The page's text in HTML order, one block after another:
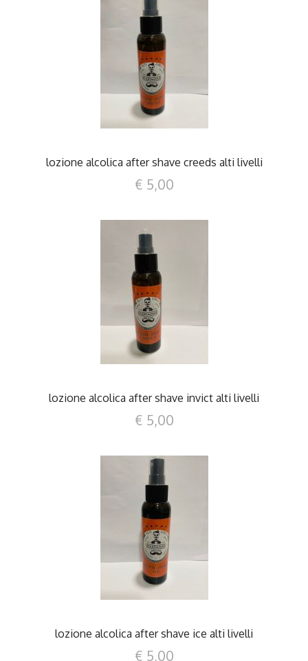
DETTAGLI
lozione alcolica after shave creeds alti livelli
€ 5,00
DETTAGLI
lozione alcolica after shave invict alti livelli
€ 5,00
DETTAGLI
lozione alcolica after shave ice alti livelli
€ 5,00